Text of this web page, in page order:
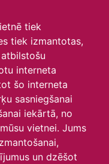
tiek
tiek izmantotas,
interneta
šo interneta
sasniegšanai
iekārtā, no
vietnei. Jums
un dzēšot